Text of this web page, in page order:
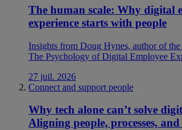
The human scale: Why digital
experience starts with people
Insights from Doug Hynes, author of
The Psychology of Digital Employee
27 juil. 2026
Connect and support people
Why tech alone can’t solve
Aligning people, processes,